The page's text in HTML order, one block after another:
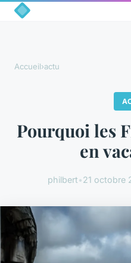
Accueil›actu
Pourquoi les
en
philbert•21 octobre